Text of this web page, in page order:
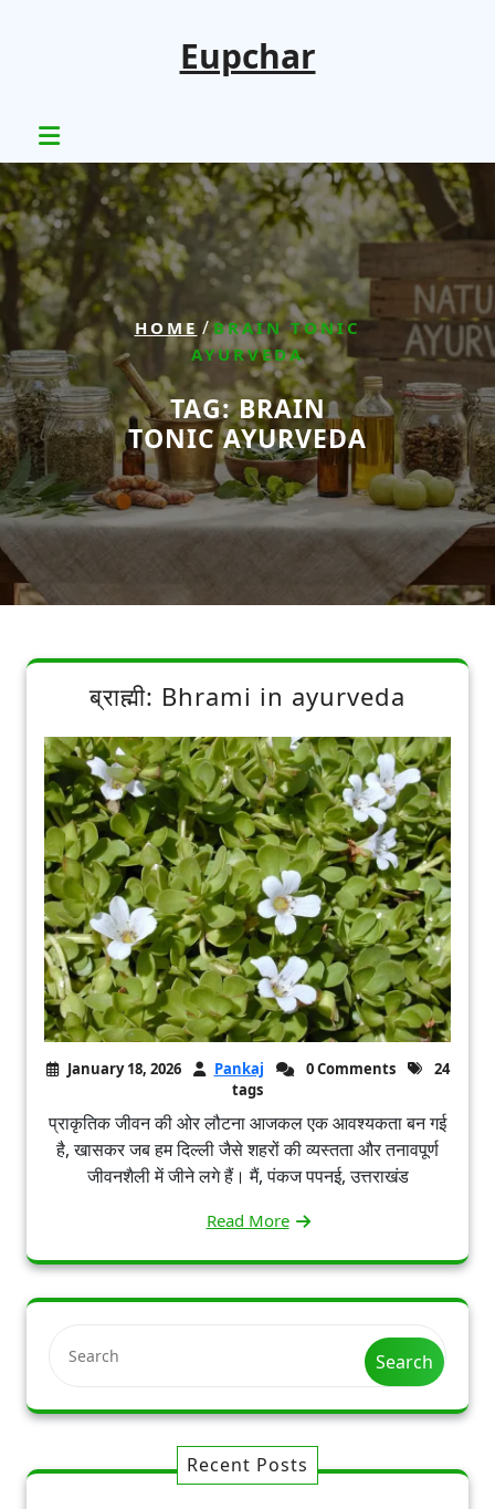
Eupchar
HOME /BRAIN TONIC
AYURVEDA
TAG:BRAIN
TONIC AYURVEDA
ब्राह्मी: Bhrami in ayurveda
January 18, 2026 Pankaj 0 Comments
24
tags
प्राकृतिक जीवन की ओर लौटना आजकल एक आवश्यकता बन गई
है, खासकर जब हम दिल्ली जैसे शहरों की व्यस्तता और तनावपूर्ण
जीवनशैली में जीने लगे हैं। मैं, पंकज पपनई, उत्तराखंड
Read More
Search
Recent Posts